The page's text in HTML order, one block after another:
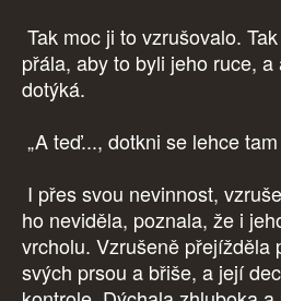
Tak moc ji to vzrušovalo.
přála, aby to byli jeho ruce,
dotýká.
„A teď..., dotkni se lehce
I přes svou nevinnost,
ho neviděla, poznala, že i
vrcholu. Vzrušeně přejížděla
svých prsou a břiše, a její